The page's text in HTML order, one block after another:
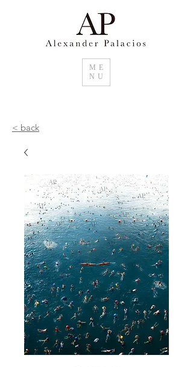
ME
NU
< back